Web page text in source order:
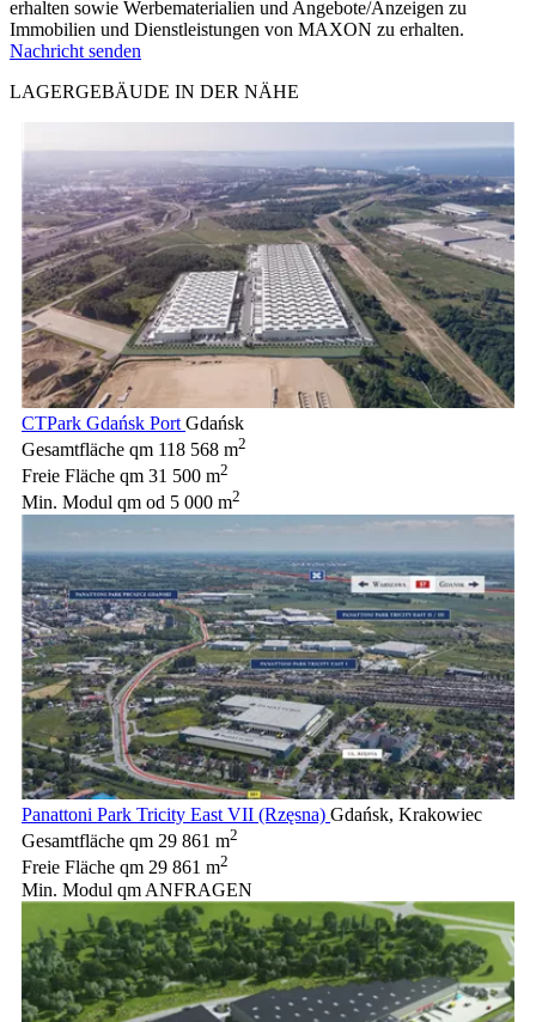
erhalten sowie Werbematerialien und Angebote/Anzeigen zu
Immobilien und Dienstleistungen von MAXON zu erhalten.
Nachricht senden
LAGERGEBÄUDE IN DER NÄHE
CTPark Gdańsk Port Gdańsk
Gesamtfläche qm 118 568 m2
Freie Fläche qm 31 500 m2
Min. Modul qm od 5 000 m2
Panattoni Park Tricity East VII (Rzęsna) Gdańsk, Krakowiec
Gesamtfläche qm 29 861 m2
Freie Fläche qm 29 861 m2
Min. Modul qm ANFRAGEN